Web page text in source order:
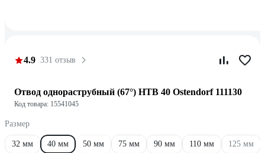
4.9 331 отзыв
Отвод однораструбный (67°) HTB 40 Ostendorf 111130
Код товара: 15541045
Размер
32 мм 40 мм 50 мм 75 мм 90 мм 110 мм
125 мм